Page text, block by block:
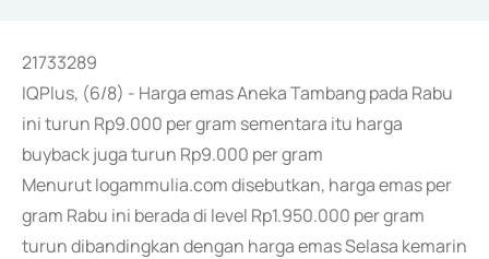
21733289
IQPlus, (6/8) - Harga emas Aneka Tambang pada Rabu
ini turun Rp9.000 per gram sementara itu harga
buyback juga turun Rp9.000 per gram
Menurut logammulia.com disebutkan, harga emas per
gram Rabu ini berada di level Rp1.950.000 per gram
turun dibandingkan dengan harga emas Selasa kemarin